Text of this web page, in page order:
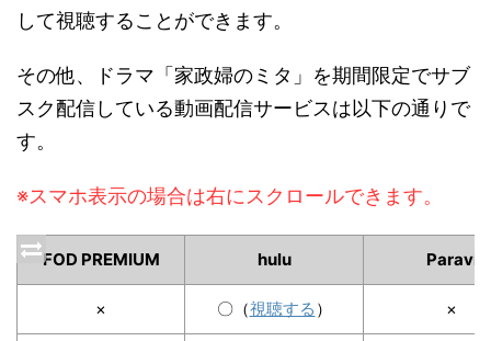
して視聴することができます。
その他、ドラマ「家政婦のミタ」を期間限定でサブ
スク配信している動画配信サービスは以下の通りで
す。
※スマホ表示の場合は右にスクロールできます。
FOD PREMIUM hulu Paravi
× 〇（視聴する ） ×